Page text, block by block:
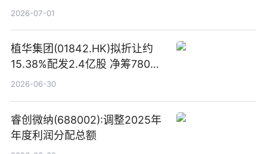
2026-07-01
植华集团(01842.HK)拟折让约
15.38%配发2.4亿股 净筹780万
港元
2026-06-30
睿创微纳(688002):调整2025年
年度利润分配总额